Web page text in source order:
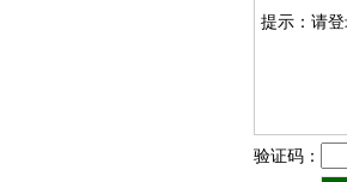
提示：请登
验证码：